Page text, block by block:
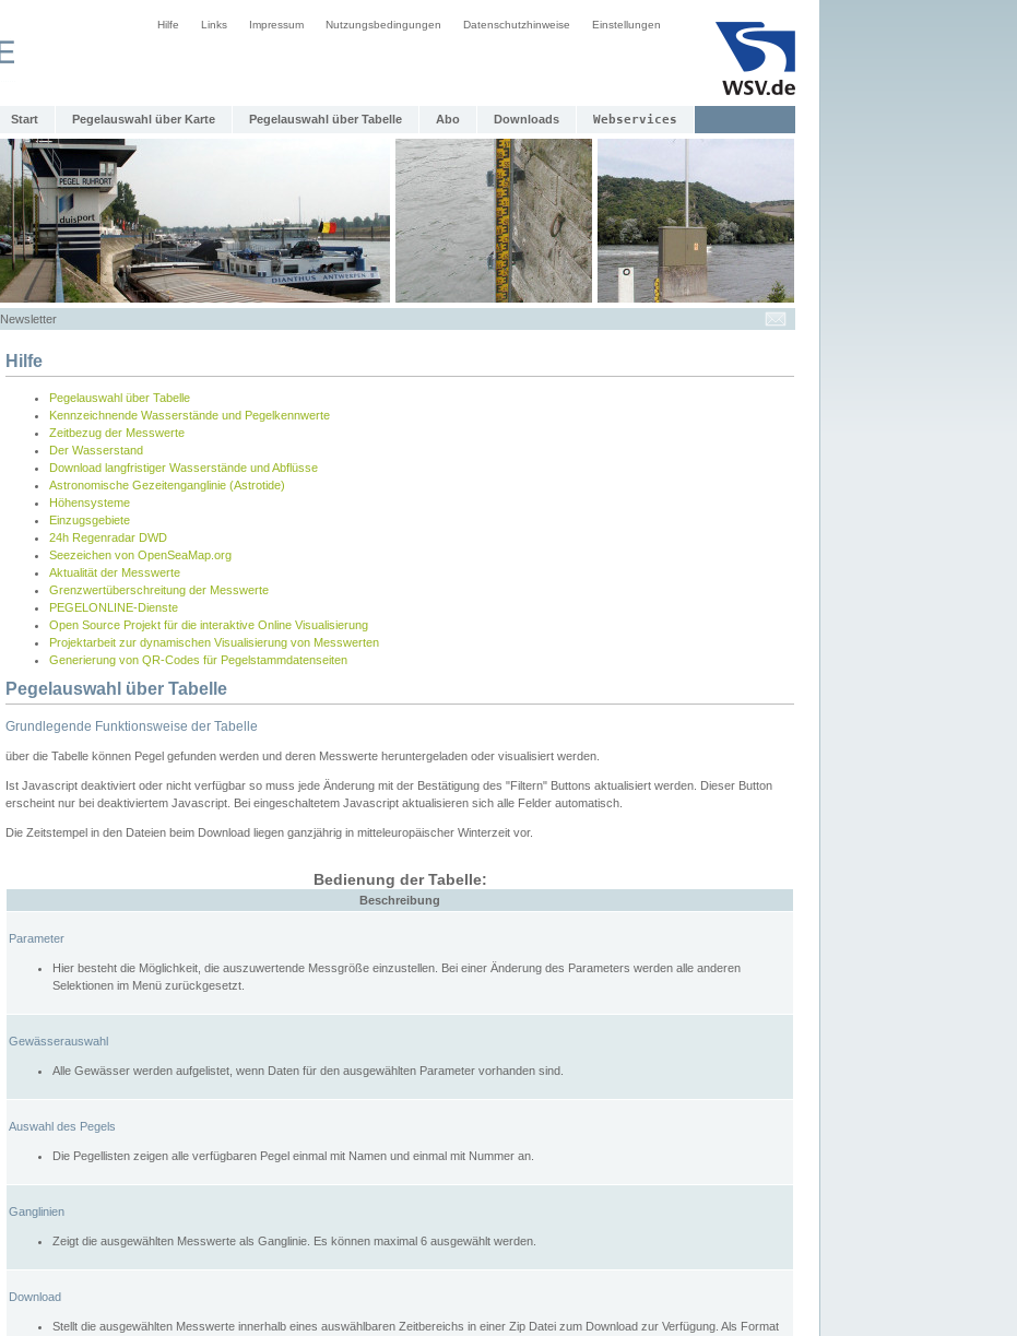
Hilfe Links Impressum Nutzungsbedingungen Datenschutzhinweise Einstellungen
Start Pegelauswahl über Karte Pegelauswahl über Tabelle Abo Downloads Webservices
Newsletter
Hilfe
Pegelauswahl über Tabelle
Kennzeichnende Wasserstände und Pegelkennwerte
Zeitbezug der Messwerte
Der Wasserstand
Download langfristiger Wasserstände und Abflüsse
Astronomische Gezeitenganglinie (Astrotide)
Höhensysteme
Einzugsgebiete
24h Regenradar DWD
Seezeichen von OpenSeaMap.org
Aktualität der Messwerte
Grenzwertüberschreitung der Messwerte
PEGELONLINE-Dienste
Open Source Projekt für die interaktive Online Visualisierung
Projektarbeit zur dynamischen Visualisierung von Messwerten
Generierung von QR-Codes für Pegelstammdatenseiten
Pegelauswahl über Tabelle
Grundlegende Funktionsweise der Tabelle
über die Tabelle können Pegel gefunden werden und deren Messwerte heruntergeladen oder visualisiert werden.
Ist Javascript deaktiviert oder nicht verfügbar so muss jede Änderung mit der Bestätigung des "Filtern" Buttons aktualisiert werden. Dieser Button
erscheint nur bei deaktiviertem Javascript. Bei eingeschaltetem Javascript aktualisieren sich alle Felder automatisch.
Die Zeitstempel in den Dateien beim Download liegen ganzjährig in mitteleuropäischer Winterzeit vor.
Bedienung der Tabelle:
Beschreibung
Parameter
Hier besteht die Möglichkeit, die auszuwertende Messgröße einzustellen. Bei einer Änderung des Parameters werden alle anderen
Selektionen im Menü zurückgesetzt.
Gewässerauswahl
Alle Gewässer werden aufgelistet, wenn Daten für den ausgewählten Parameter vorhanden sind.
Auswahl des Pegels
Die Pegellisten zeigen alle verfügbaren Pegel einmal mit Namen und einmal mit Nummer an.
Ganglinien
Zeigt die ausgewählten Messwerte als Ganglinie. Es können maximal 6 ausgewählt werden.
Download
Stellt die ausgewählten Messwerte innerhalb eines auswählbaren Zeitbereichs in einer Zip Datei zum Download zur Verfügung. Als Format